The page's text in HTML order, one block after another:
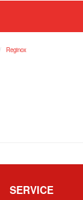
Reginox
SERVICE